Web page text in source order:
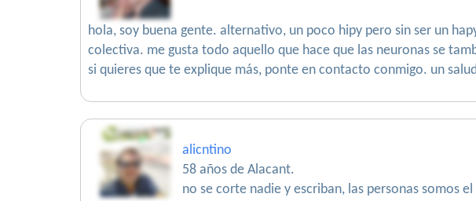
hola, soy buena gente. alternativo, un poco hipy pero sin ser un
colectiva. me gusta todo aquello que hace que las neuronas se
si quieres que te explique más, ponte en contacto conmigo. un
alicntino
58 años de Alacant.
no se corte nadie y escriban, las personas somos